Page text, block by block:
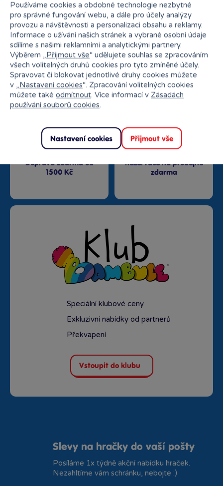
Nejširší sortiment na
trhu
27 kamenných prodejen
Doprava zdarma od
1500 Kč
Rezervace na prodejně
zdarma
Speciální klubové ceny
Exkluzivní nabídky od partnerů
Překvapení
Vstoupit do klubu
Slevy na hračky do vaší pošty
Posíláme 1x týdně akční nabídku hraček.
Nezahltíme vám schránku, nebojte :)
Používáme cookies a obdobné technologie nezbytné
pro správné fungování webu, a dále pro účely analýzy
provozu a návštěvnosti a personalizaci obsahu a reklamy.
Informace o užívání našich stránek a vybrané osobní údaje
sdílíme s našimi reklamními a analytickými partnery.
Výběrem „Přijmout vše“ udělujete souhlas se zpracováním
všech volitelných druhů cookies pro tyto zmíněné účely.
Spravovat či blokovat jednotlivé druhy cookies můžete
v „Nastavení cookies“. Zpracování volitelných cookies
můžete také odmítnout. Více informací v Zásadách
používání souborů cookies.
Nastavení cookies Přijmout vše